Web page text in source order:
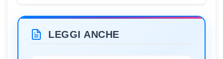
LEGGI ANCHE